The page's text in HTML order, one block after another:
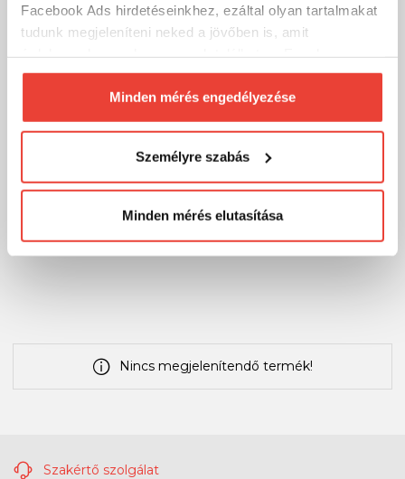
Facebook Ads hirdetéseinkhez, ezáltal olyan tartalmakat
tudunk megjeleníteni neked a jövőben is, amit
biztosításához arra kérünk, hogy engedd meg
számunkra minden mérés használatát.
Természetesensoha semmilyen formában nem fogunk
megváltoztathatod a döntésed ezzel kapcsolatban.
Előre is köszönjük!
Minden mérés engedélyezése
Személyre szabás
Minden mérés elutasítása
➡ Csak nálunk elérhető exkluzív termékek
➡ Folyamatos kedvezmények, akciók
➡ Magyar webáruház
➡ Valódi szakértői tanácsadás világbajnok horgászoktól
➡ Videós tudásmegosztás
Velünk többet fogsz!
Nincs megjelenítendő termék!
Szakértő szolgálat